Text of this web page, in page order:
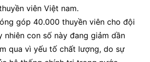
viên Việt nam.
góp 40.000 thuyền viên cho đội
nhiên con số này đang giảm dần
qua vì yếu tố chất lượng, do sự